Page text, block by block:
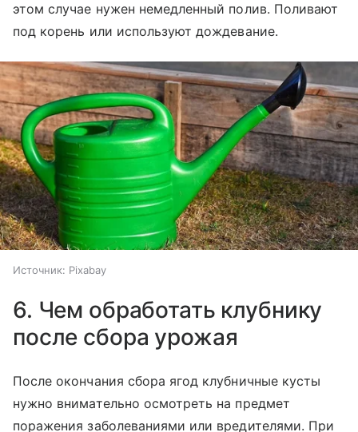
этом случае нужен немедленный полив. Поливают
под корень или используют дождевание.
Источник: Pixabay
6. Чем обработать клубнику
после сбора урожая
После окончания сбора ягод клубничные кусты
нужно внимательно осмотреть на предмет
поражения заболеваниями или вредителями. При